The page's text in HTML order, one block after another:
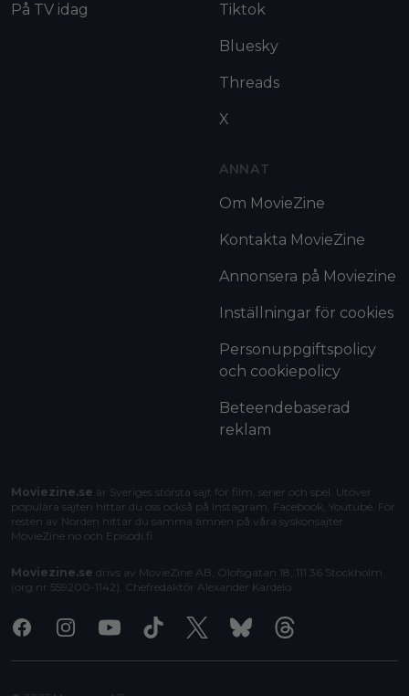
På TV idag Tiktok
Bluesky
Threads
X
ANNAT
Om MovieZine
Kontakta MovieZine
Annonsera på Moviezine
Inställningar för cookies
Personuppgiftspolicy
och cookiepolicy
Beteendebaserad
reklam
Moviezine.se är Sveriges största sajt för film, serier och spel. Utöver
populära sajten hittar du oss också på Instagram, Facebook, Youtube. För
resten av Norden hittar du samma ämnen på våra syskonsajter
MovieZine.no och Episodi.fi
Moviezine.se drivs av MovieZine AB, Olofsgatan 18, 111 36 Stockholm
(org.nr 559200-1142). Chefredaktör Alexander Kardelo
FacebookInstagramYoutubeTiktok X BlueskyThreads